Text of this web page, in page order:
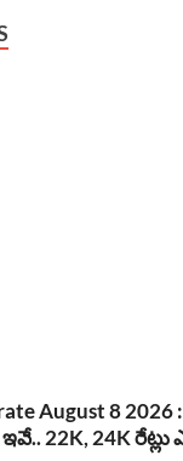
rate August 8
22K, 24K రేట్లు